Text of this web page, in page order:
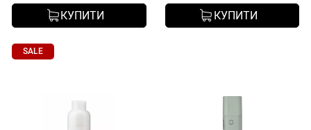
КУПИТИ КУПИТИ
SALE